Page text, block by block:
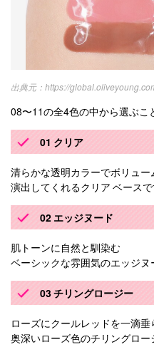
https://
08〜11の全4色の中から選ぶこ
01 クリア
清らかな透明カラーでボリュー
演出してくれるクリア ベース
02 エッジヌード
肌トーンに自然と馴染む
ベーシックな雰囲気のエッジ
03 チリングロージー
ローズにクールレッドを一滴
奥深いローズ色のチリングロ